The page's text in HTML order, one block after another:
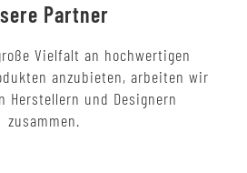
Partner
Vielfalt an hochwertigen
anzubieten, arbeiten wir
Herstellern und Designern
zusammen.